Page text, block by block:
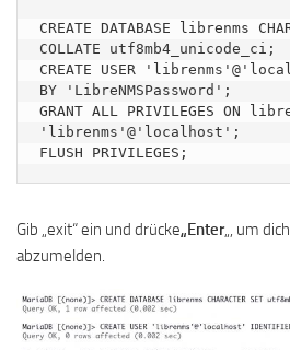
CREATE DATABASE librenms
COLLATE utf8mb4_unicode_ci;
CREATE USER
BY 'LibreNMSPassword';
GRANT ALL PRIVILEGES ON
'librenms'@'localhost';
FLUSH PRIVILEGES;
Gib „exit“ ein und drücke„Enter„, um
abzumelden.